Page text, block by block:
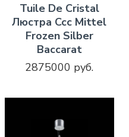
Tuile De Cristal
Люстра Ccc Mittel
Frozen Silber
Baccarat
2875000 руб.